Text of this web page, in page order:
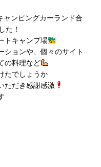
ンピングカーランド合
た！
トキャンプ場
ションや、個々のサイト
の料理など
たでしょうか
ただき感謝感激